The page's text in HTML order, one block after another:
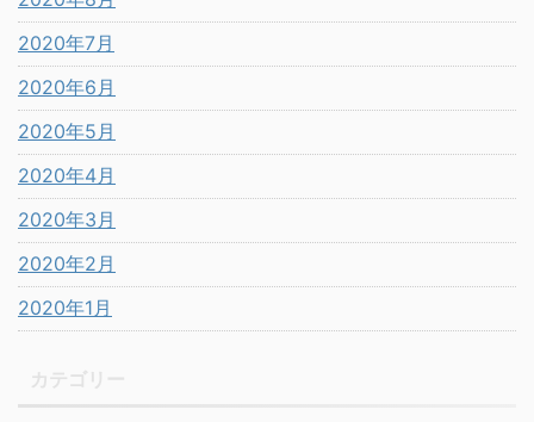
2020年7月
2020年6月
2020年5月
2020年4月
2020年3月
2020年2月
2020年1月